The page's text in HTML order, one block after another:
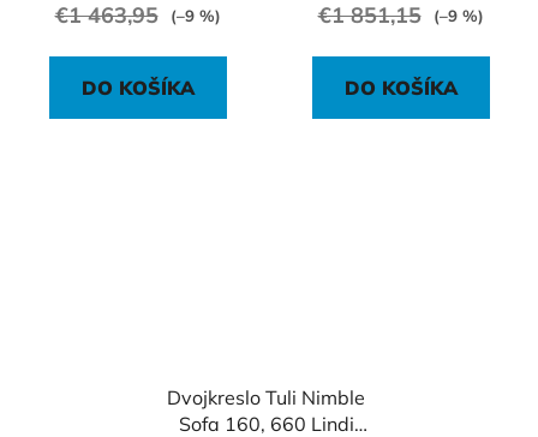
€1 463,95 (–9 %)
DO KOŠÍKA
€1 851,15 (–9 %)
DO KOŠÍKA
Dvojkreslo Tuli Nimble
Sofa 160, 660 Lindi